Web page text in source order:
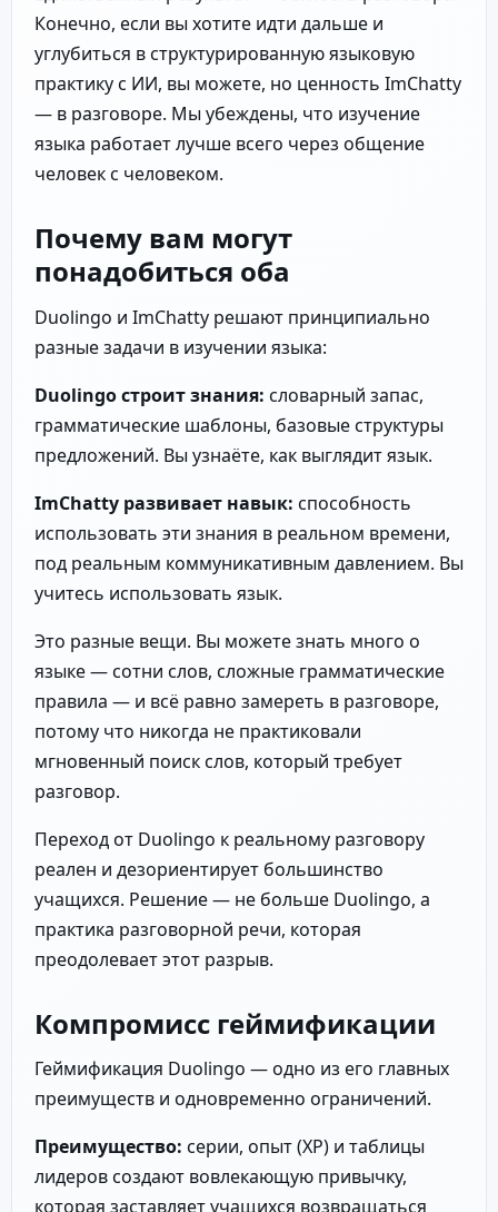
Конечно, если вы хотите идти дальше и
углубиться в структурированную языковую
практику с ИИ, вы можете, но ценность ImChatty
— в разговоре. Мы убеждены, что изучение
языка работает лучше всего через общение
человек с человеком.
Почему вам могут
понадобиться оба
Duolingo и ImChatty решают принципиально
разные задачи в изучении языка:
Duolingo строит знания: словарный запас,
грамматические шаблоны, базовые структуры
предложений. Вы узнаёте, как выглядит язык.
ImChatty развивает навык: способность
использовать эти знания в реальном времени,
под реальным коммуникативным давлением. Вы
учитесь использовать язык.
Это разные вещи. Вы можете знать много о
языке — сотни слов, сложные грамматические
правила — и всё равно замереть в разговоре,
потому что никогда не практиковали
мгновенный поиск слов, который требует
разговор.
Переход от Duolingo к реальному разговору
реален и дезориентирует большинство
учащихся. Решение — не больше Duolingo, а
практика разговорной речи, которая
преодолевает этот разрыв.
Компромисс геймификации
Геймификация Duolingo — одно из его главных
преимуществ и одновременно ограничений.
Преимущество: серии, опыт (XP) и таблицы
лидеров создают вовлекающую привычку,
которая заставляет учащихся возвращаться